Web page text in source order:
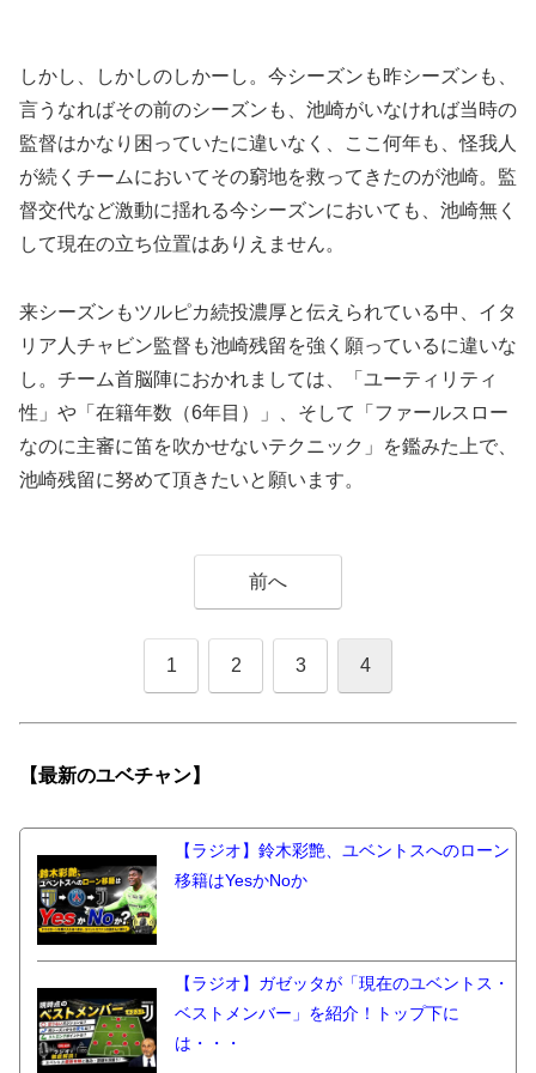
しかし、しかしのしかーし。今シーズンも昨シーズンも、
言うなればその前のシーズンも、池崎がいなければ当時の
監督はかなり困っていたに違いなく、ここ何年も、怪我人
が続くチームにおいてその窮地を救ってきたのが池崎。監
督交代など激動に揺れる今シーズンにおいても、池崎無く
して現在の立ち位置はありえません。
来シーズンもツルピカ続投濃厚と伝えられている中、イタ
リア人チャビン監督も池崎残留を強く願っているに違いな
し。チーム首脳陣におかれましては、「ユーティリティ
性」や「在籍年数（6年目）」、そして「ファールスロー
なのに主審に笛を吹かせないテクニック」を鑑みた上で、
池崎残留に努めて頂きたいと願います。
前へ
1 2 3 4
【最新のユベチャン】
【ラジオ】鈴木彩艶、ユベントスへのローン
移籍はYesかNoか
【ラジオ】ガゼッタが「現在のユベントス・
ベストメンバー」を紹介！トップ下に
は・・・